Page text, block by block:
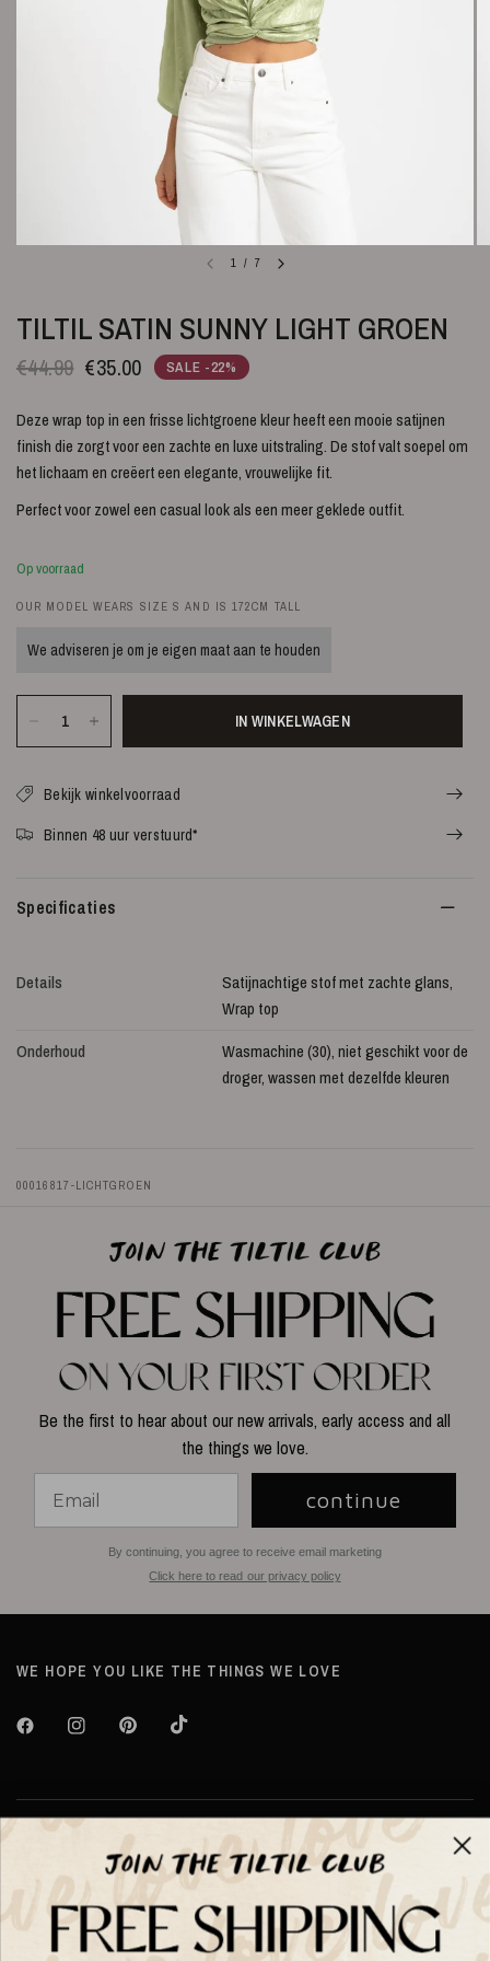
1 / 7
TILTIL SATIN SUNNY LIGHT GROEN
€44.99 €35.00 SALE -22%
Deze wrap top in een frisse lichtgroene kleur heeft een mooie satijnen
finish die zorgt voor een zachte en luxe uitstraling. De stof valt soepel om
het lichaam en creëert een elegante, vrouwelijke fit.
Perfect voor zowel een casual look als een meer geklede outfit.
Op voorraad
OUR MODEL WEARS SIZE S AND IS 172CM TALL
We adviseren je om je eigen maat aan te houden
IN WINKELWAGEN
Bekijk winkelvoorraad
Binnen 48 uur verstuurd*
Specificaties
Details
Satijnachtige stof met zachte glans,
Wrap top
Onderhoud
Wasmachine (30), niet geschikt voor de
droger, wassen met dezelfde kleuren
00016817-LICHTGROEN
Be the first to hear about our new arrivals, early access and all
the things we love.
continue
By continuing, you agree to receive email marketing
Click here to read our privacy policy
WE HOPE YOU LIKE THE THINGS WE LOVE
Over TILTIL
Help